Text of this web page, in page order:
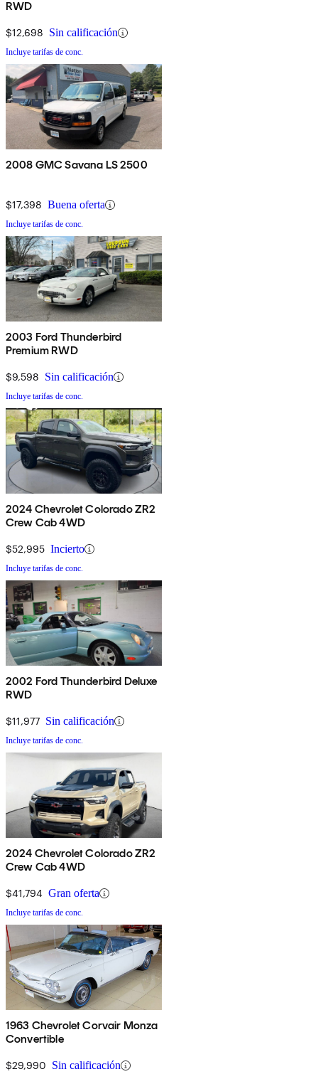
RWD
$12,698 Sin calificación
Incluye tarifas de conc.
2008 GMC Savana LS 2500
$17,398 Buena oferta
Incluye tarifas de conc.
2003 Ford Thunderbird
Premium RWD
$9,598 Sin calificación
Incluye tarifas de conc.
2024 Chevrolet Colorado ZR2
Crew Cab 4WD
$52,995 Incierto
Incluye tarifas de conc.
2002 Ford Thunderbird Deluxe
RWD
$11,977 Sin calificación
Incluye tarifas de conc.
2024 Chevrolet Colorado ZR2
Crew Cab 4WD
$41,794 Gran oferta
Incluye tarifas de conc.
1963 Chevrolet Corvair Monza
Convertible
$29,990 Sin calificación